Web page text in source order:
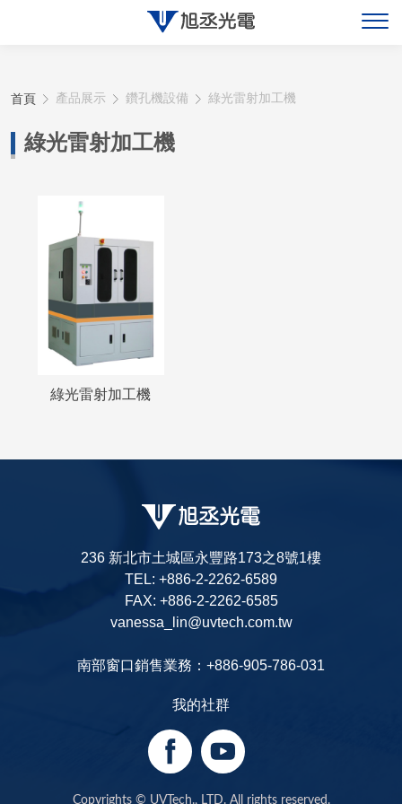
首頁 產品展示 鑽孔機設備 綠光雷射加工機
綠光雷射加工機
綠光雷射加工機
236 新北市土城區永豐路173之8號1樓
TEL: +886-2-2262-6589
FAX: +886-2-2262-6585
vanessa_lin@uvtech.com.tw
南部窗口銷售業務：+886-905-786-031
我的社群
Copyrights © UVTech., LTD. All rights reserved.